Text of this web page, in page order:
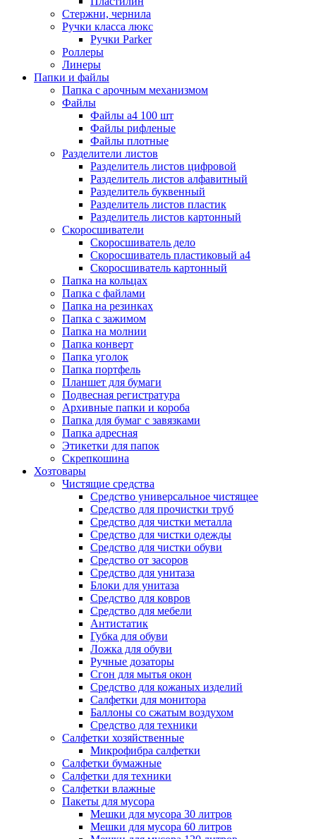
Стержни, чернила
Ручки класса люкс
Ручки Parker
Роллеры
Линеры
Папки и файлы
Папка с арочным механизмом
Файлы
Файлы а4 100 шт
Файлы рифленые
Файлы плотные
Разделители листов
Разделитель листов цифровой
Разделитель листов алфавитный
Разделитель буквенный
Разделитель листов пластик
Разделитель листов картонный
Скоросшиватели
Скоросшиватель дело
Скоросшиватель пластиковый а4
Скоросшиватель картонный
Папка на кольцах
Папка с файлами
Папка на резинках
Папка с зажимом
Папка на молнии
Папка конверт
Папка уголок
Папка портфель
Планшет для бумаги
Подвесная регистратура
Архивные папки и короба
Папка для бумаг с завязками
Папка адресная
Этикетки для папок
Скрепкошина
Хозтовары
Чистящие средства
Средство универсальное чистящее
Средство для прочистки труб
Средство для чистки металла
Средство для чистки одежды
Средство для чистки обуви
Средство от засоров
Средство для унитаза
Блоки для унитаза
Средство для ковров
Средство для мебели
Антистатик
Губка для обуви
Ложка для обуви
Ручные дозаторы
Сгон для мытья окон
Средство для кожаных изделий
Салфетки для монитора
Баллоны со сжатым воздухом
Средство для техники
Салфетки хозяйственные
Микрофибра салфетки
Салфетки бумажные
Салфетки для техники
Салфетки влажные
Пакеты для мусора
Мешки для мусора 30 литров
Мешки для мусора 60 литров